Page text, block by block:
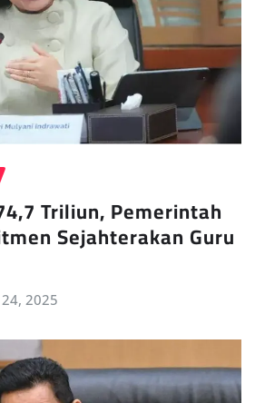
Triliun, Pemerintah
Sejahterakan Guru
2025